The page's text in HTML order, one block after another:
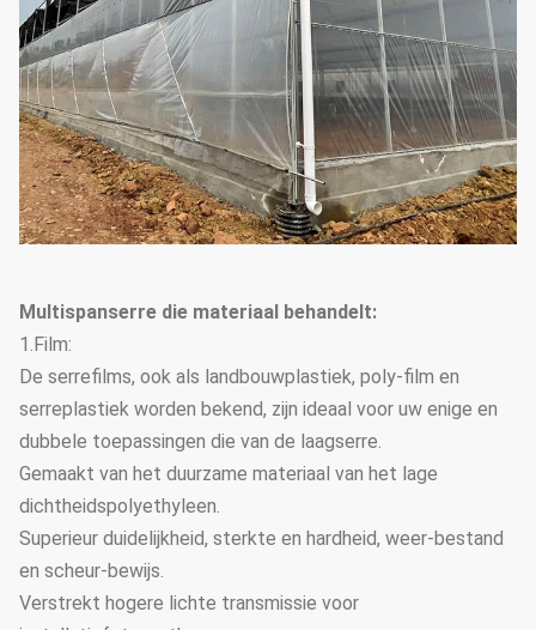
Multispanserre die materiaal behandelt:
1.Film:
De serrefilms, ook als landbouwplastiek, poly-film en
serreplastiek worden bekend, zijn ideaal voor uw enige en
dubbele toepassingen die van de laagserre.
Gemaakt van het duurzame materiaal van het lage
dichtheidspolyethyleen.
Superieur duidelijkheid, sterkte en hardheid, weer-bestand
en scheur-bewijs.
Verstrekt hogere lichte transmissie voor